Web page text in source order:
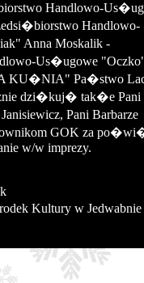
Handlowo-
Handlowo-
Anna Moskalik -
Us�ugowe
KU�NIA" Pa�stwo
dzi�kuj� tak�e Pani
Pani Barbarze
GOK za
w/w imprezy.
Kultury w Jedwabnie